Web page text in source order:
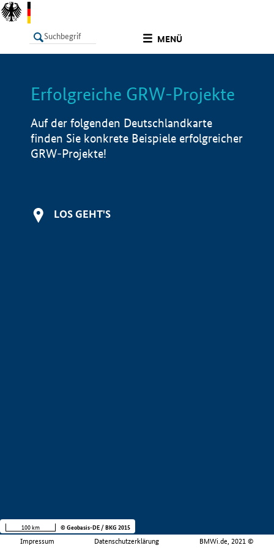
MENÜ
LISTE Info
Erfolgreiche GRW-Projekte
Auf der folgenden Deutschlandkarte
finden Sie konkrete Beispiele erfolgreicher
GRW-Projekte!
LOS GEHT'S
Impressum Datenschutzerklärung BMWi.de, 2021 ©
100 km © Geobasis-DE / BKG 2015